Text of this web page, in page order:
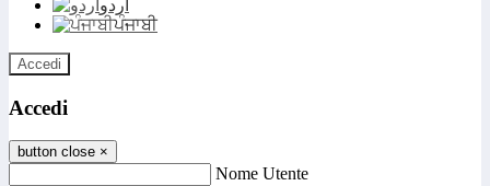
اردو
ਪੰਜਾਬੀ
Accedi
Accedi
button close ×
Nome Utente